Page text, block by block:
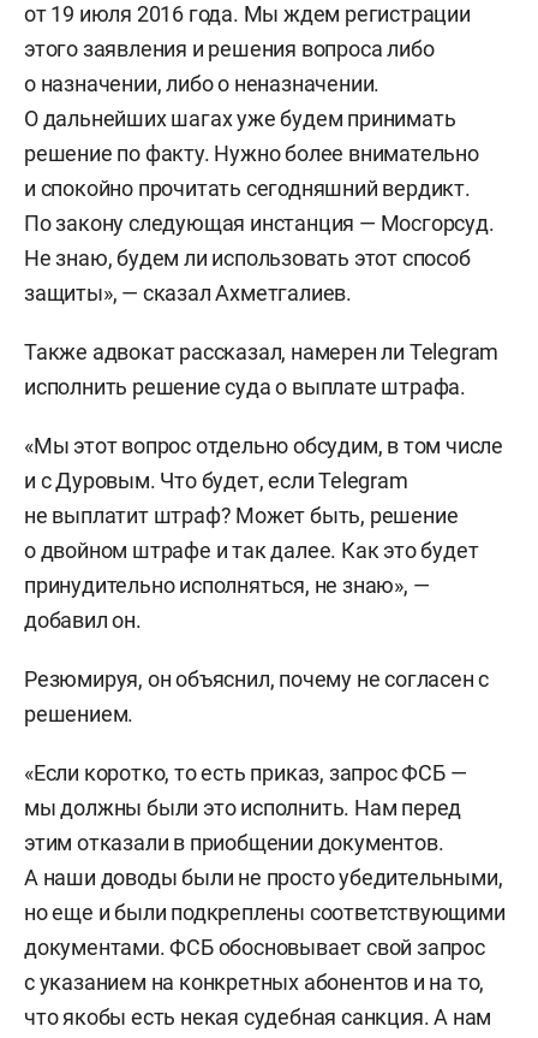
от 19 июля 2016 года. Мы ждем регистрации
этого заявления и решения вопроса либо
о назначении, либо о неназначении.
О дальнейших шагах уже будем принимать
решение по факту. Нужно более внимательно
и спокойно прочитать сегодняшний вердикт.
По закону следующая инстанция — Мосгорсуд.
Не знаю, будем ли использовать этот способ
защиты», — сказал Ахметгалиев.
Также адвокат рассказал, намерен ли Telegram
исполнить решение суда о выплате штрафа.
«Мы этот вопрос отдельно обсудим, в том числе
и с Дуровым. Что будет, если Telegram
не выплатит штраф? Может быть, решение
о двойном штрафе и так далее. Как это будет
принудительно исполняться, не знаю», —
добавил он.
Резюмируя, он объяснил, почему не согласен с
решением.
«Если коротко, то есть приказ, запрос ФСБ —
мы должны были это исполнить. Нам перед
этим отказали в приобщении документов.
А наши доводы были не просто убедительными,
но еще и были подкреплены соответствующими
документами. ФСБ обосновывает свой запрос
с указанием на конкретных абонентов и на то,
что якобы есть некая судебная санкция. А нам